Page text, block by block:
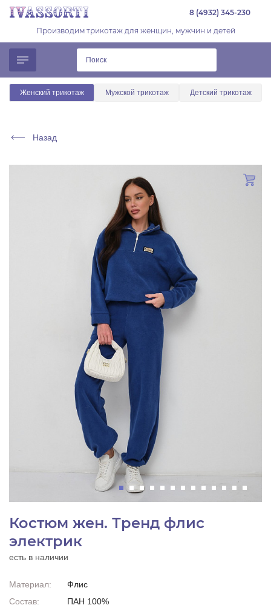
8 (4932) 345-230
Производим трикотаж для женщин, мужчин и детей
Женский трикотаж Мужской трикотаж Детский трикотаж
Назад
Костюм жен. Тренд флис
электрик
есть в наличии
Материал:
Флис
Состав:
ПАН 100%